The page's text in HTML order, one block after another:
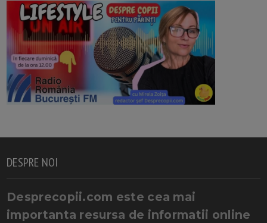
DESPRE NOI
Desprecopii.com este cea mai
importanta resursa de informatii online